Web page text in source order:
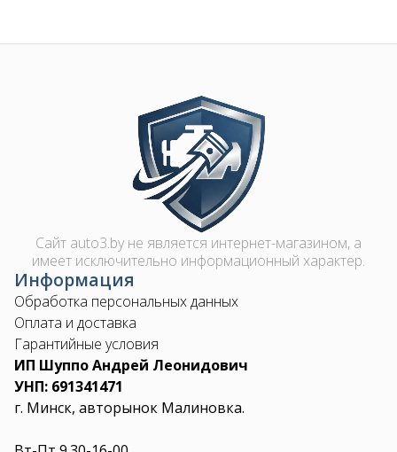
Image
Сайт auto3.by не является интернет-магазином, а
имеет исключительно информационный характер.
Информация
Обработка персональных данных
Оплата и доставка
Гарантийные условия
ИП Шуппо Андрей Леонидович
УНП: 691341471
г. Минск, авторынок Малиновка.